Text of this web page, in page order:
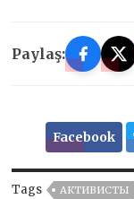
Paylaş:
Facebook
Tags
АКТИВИСТЫ